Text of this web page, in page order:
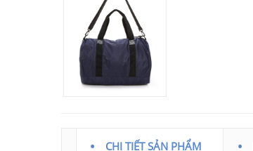
CHI TIẾT SẢN PHẨM